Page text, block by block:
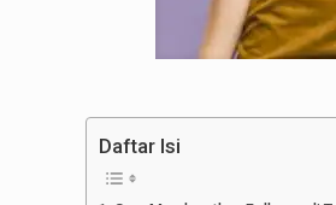
Daftar Isi